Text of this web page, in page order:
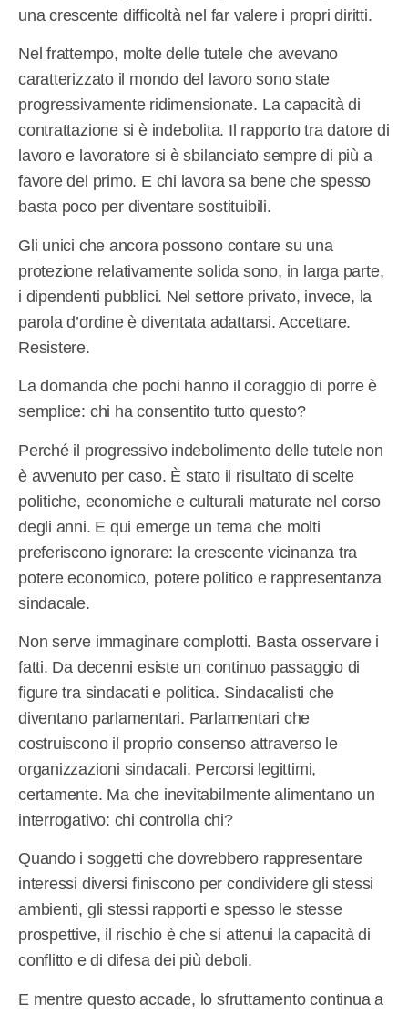
una crescente difficoltà nel far valere i propri diritti.
Nel frattempo, molte delle tutele che avevano
caratterizzato il mondo del lavoro sono state
progressivamente ridimensionate. La capacità di
contrattazione si è indebolita. Il rapporto tra datore di
lavoro e lavoratore si è sbilanciato sempre di più a
favore del primo. E chi lavora sa bene che spesso
basta poco per diventare sostituibili.
Gli unici che ancora possono contare su una
protezione relativamente solida sono, in larga parte,
i dipendenti pubblici. Nel settore privato, invece, la
parola d’ordine è diventata adattarsi. Accettare.
Resistere.
La domanda che pochi hanno il coraggio di porre è
semplice: chi ha consentito tutto questo?
Perché il progressivo indebolimento delle tutele non
è avvenuto per caso. È stato il risultato di scelte
politiche, economiche e culturali maturate nel corso
degli anni. E qui emerge un tema che molti
preferiscono ignorare: la crescente vicinanza tra
potere economico, potere politico e rappresentanza
sindacale.
Non serve immaginare complotti. Basta osservare i
fatti. Da decenni esiste un continuo passaggio di
figure tra sindacati e politica. Sindacalisti che
diventano parlamentari. Parlamentari che
costruiscono il proprio consenso attraverso le
organizzazioni sindacali. Percorsi legittimi,
certamente. Ma che inevitabilmente alimentano un
interrogativo: chi controlla chi?
Quando i soggetti che dovrebbero rappresentare
interessi diversi finiscono per condividere gli stessi
ambienti, gli stessi rapporti e spesso le stesse
prospettive, il rischio è che si attenui la capacità di
conflitto e di difesa dei più deboli.
E mentre questo accade, lo sfruttamento continua a